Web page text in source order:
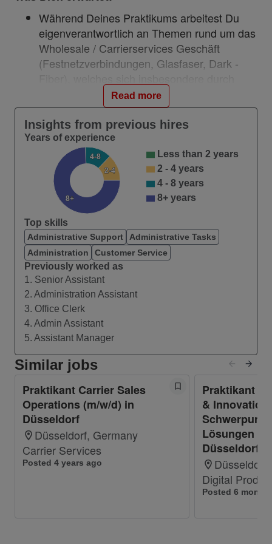
Während Deines Praktikums arbeitest Du
eigenverantwortlich an Themen rund um das
Wholesale / Carrierservices Geschäft
(Festnetzverbindungen, Glasfaser, Dark -
seine Eigenständigkeit als eigener Kanal
auszeichnet.
Es gibt hier viele Möglichkeiten, flexibel und
schnell alte Prozesse zu hinterfragen und
neue Prozesse umzusetzen, an Tools
mitzuarbeiten oder sogar selbst im
operativen Geschäft Erfahrungen direkt mit
Kunden und anderen Bereichen zu
sammeln.
Bei dieser Praktikantenstelle suchen wir
insbesondere Unterstützung bei der Tool
Entwicklung, weswegen wir Wert auf
Neugierde beim Tooling legen. Vielleicht
kannst Du uns neue Möglichkeiten
eröffnen?
Du erhältst bei uns einen Rundum-Blick in
das Carrier Geschäft in Pre – Sales, Sales,
Consulting, Servicemanagement kaufm. &
technisch und Geo- / Dataspezialisten in nur
einem Praktikum und hilfst mit, unsere
Projekte als auch Tool Landschaft zu
optimieren.
Was Dich auszeichnet:
Du bist entweder immatrikuliert oder gerade
Read more
Insights from previous hires
Years of experience
2-4
4-8
8+
Less than 2 years
2 - 4 years
4 - 8 years
8+ years
Top skills
Administrative Support
Administrative Tasks
Administration
Customer Service
Previously worked as
1. Senior Assistant
2. Administration Assistant
3. Office Clerk
4. Admin Assistant
5. Assistant Manager
Similar jobs
Praktikant Carrier Sales
Operations (m/w/d) in
Düsseldorf
Düsseldorf, Germany
Carrier Services
Posted 4 years ago
Praktikant
& Innovation
Lösungen
Düsseldorf
Digital
Posted 6